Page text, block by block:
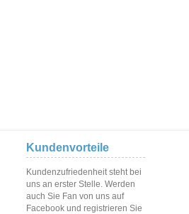
Kundenvorteile
Kundenzufriedenheit steht bei
uns an erster Stelle. Werden
auch Sie Fan von uns auf
Facebook und registrieren Sie